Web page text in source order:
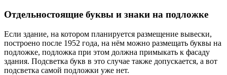
Отдельностоящие буквы и знаки на подложке
Если здание, на котором планируется размещение вывески,
построено после 1952 года, на нём можно размещать буквы на
подложке, подложка при этом должна примыкать к фасаду
здания. Подсветка букв в это случае также допускается, а вот
подсветка самой подложки уже нет.